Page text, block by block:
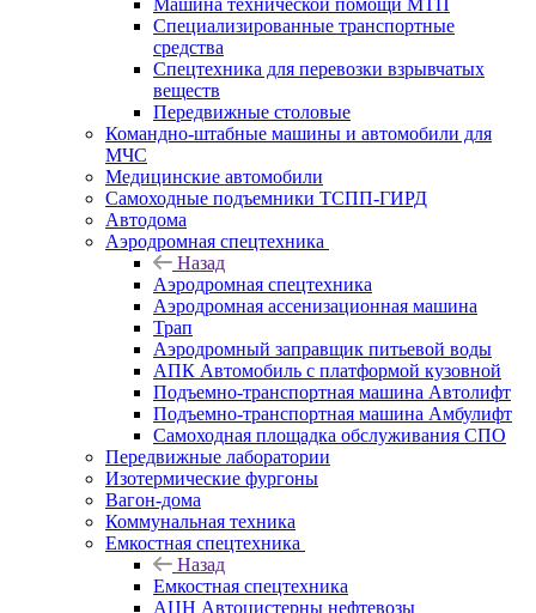
Машина технической помощи МТП
Специализированные транспортные
средства
Спецтехника для перевозки взрывчатых
веществ
Передвижные столовые
Командно-штабные машины и автомобили для
МЧС
Медицинские автомобили
Самоходные подъемники ТСПП-ГИРД
Автодома
Аэродромная спецтехника
Назад
Аэродромная спецтехника
Аэродромная ассенизационная машина
Трап
Аэродромный заправщик питьевой воды
АПК Автомобиль с платформой кузовной
Подъемно-транспортная машина Автолифт
Подъемно-транспортная машина Амбулифт
Самоходная площадка обслуживания СПО
Передвижные лаборатории
Изотермические фургоны
Вагон-дома
Коммунальная техника
Емкостная спецтехника
Назад
Емкостная спецтехника
АЦН Автоцистерны нефтевозы